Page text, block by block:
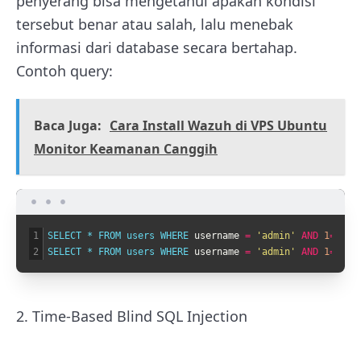
tersebut benar atau salah, lalu menebak
informasi dari database secara bertahap.
Contoh query:
Baca Juga: Cara Install Wazuh di VPS Ubuntu
Monitor Keamanan Canggih
1
2
SELECT * FROM users WHERE username = 'admin' AND 1=
SELECT *
FROM users WHERE username = 'admin' AND 1=
2. Time-Based Blind SQL Injection